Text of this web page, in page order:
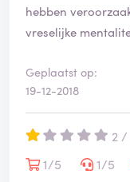
hebben
vreselijke
Geplaatst op:
19-12-2018
2 /
1/5
1/5